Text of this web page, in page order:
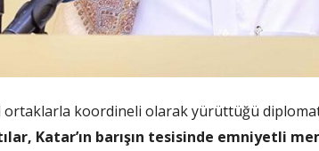
ortaklarla koordineli olarak yürüttüğü
Katar’ın barışın tesisinde emniyetli